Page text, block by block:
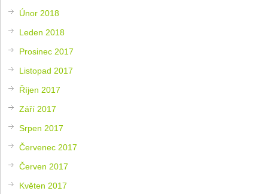
Únor 2018
Leden 2018
Prosinec 2017
Listopad 2017
Říjen 2017
Září 2017
Srpen 2017
Červenec 2017
Červen 2017
Květen 2017